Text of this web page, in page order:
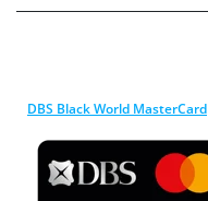
DBS Black World MasterCard